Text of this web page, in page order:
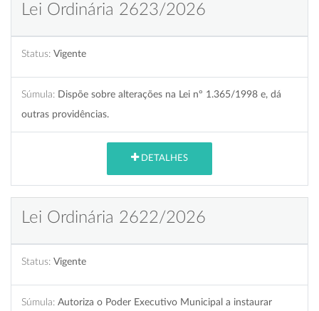
Lei Ordinária 2623/2026
Status: Vigente
Súmula: Dispõe sobre alterações na Lei nº 1.365/1998 e, dá
outras providências.
DETALHES
Lei Ordinária 2622/2026
Status: Vigente
Súmula: Autoriza o Poder Executivo Municipal a instaurar